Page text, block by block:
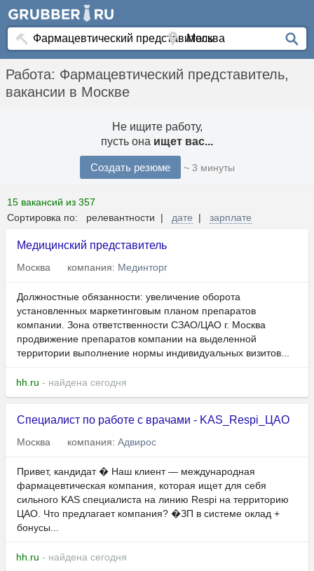
Работа: Фармацевтический представитель,
вакансии в Москве
Не ищите работу,
пусть она ищет вас...
Создать резюме ~ 3 минуты
15 вакансий из 357
Сортировка по: релевантности | дате | зарплате
Медицинский представитель
Москва компания: Мединторг
Должностные обязанности: увеличение оборота
установленных маркетинговым планом препаратов
компании. Зона ответственности СЗАО/ЦАО г. Москва
продвижение препаратов компании на выделенной
территории выполнение нормы индивидуальных визитов...
hh.ru - найдена сегодня
Специалист по работе с врачами - KAS_Respi_ЦАО
Москва компания: Адвирос
Привет, кандидат � Наш клиент — международная
фармацевтическая компания, которая ищет для себя
сильного KAS специалиста на линию Respi на территорию
ЦАО. Что предлагает компания? �ЗП в системе оклад +
бонусы...
hh.ru - найдена сегодня